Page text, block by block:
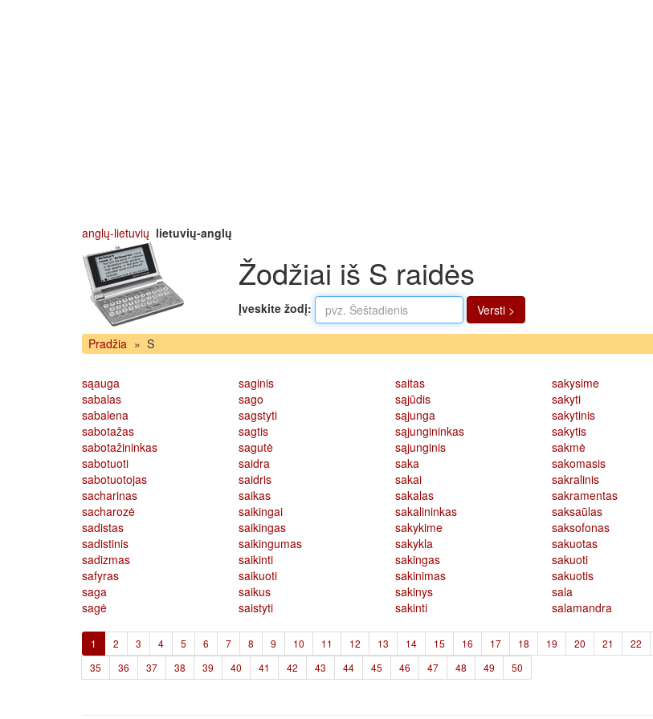
anglų-lietuvių lietuvių-anglų
Žodžiai iš S raidės
Įveskite žodį: Versti >
Pradžia » S
sąauga
sabalas
sabalena
sabotažas
sabotažininkas
sabotuoti
sabotuotojas
sacharinas
sacharozė
sadistas
sadistinis
sadizmas
safyras
saga
sagė
saginis
sago
sagstyti
sagtis
sagutė
saidra
saidris
saikas
saikingai
saikingas
saikingumas
saikinti
saikuoti
saikus
saistyti
saitas
sąjūdis
sąjunga
sąjungininkas
sąjunginis
saka
sakai
sakalas
sakalininkas
sakykime
sakykla
sakingas
sakinimas
sakinys
sakinti
sakysime
sakyti
sakytinis
sakytis
sakmė
sakomasis
sakralinis
sakramentas
saksaūlas
saksofonas
sakuotas
sakuoti
sakuotis
sala
salamandra
1 (current)
2 3 4 5 6 7 8 9 10 11 12 13 14 15 16 17 18 19 20 21 22
35
36 37 38 39 40 41 42 43 44 45 46 47 48 49 50